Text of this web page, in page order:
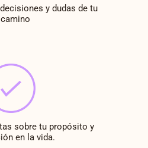
y dudas de tu
camino
sobre tu propósito y
en la vida.